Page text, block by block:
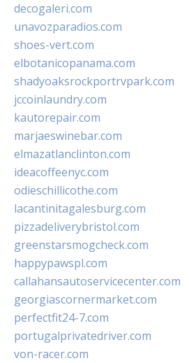
decogaleri.com
unavozparadios.com
shoes-vert.com
elbotanicopanama.com
shadyoaksrockportrvpark.com
jccoinlaundry.com
kautorepair.com
marjaeswinebar.com
elmazatlanclinton.com
ideacoffeenyc.com
odieschillicothe.com
lacantinitagalesburg.com
pizzadeliverybristol.com
greenstarsmogcheck.com
happypawspl.com
callahansautoservicecenter.com
georgiascornermarket.com
perfectfit24-7.com
portugalprivatedriver.com
von-racer.com